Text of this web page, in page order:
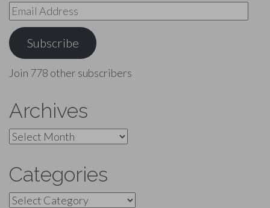
Email
Address
Subscribe
Join 778 other subscribers
Archives
Archives
Categories
Categories